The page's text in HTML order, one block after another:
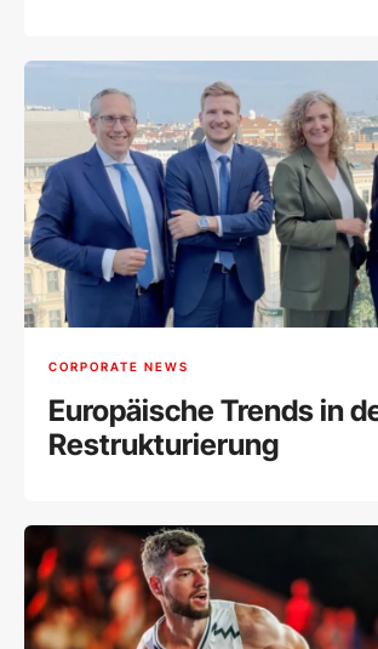
CORPORATE NEWS
Europäische Trends in
Restrukturierung